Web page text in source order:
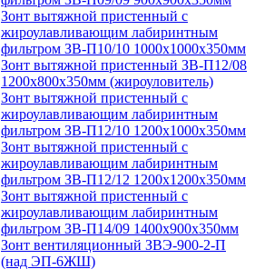
Зонт вытяжной пристенный с
жироулавливающим лабиринтным
фильтром ЗВ-П10/10 1000х1000х350мм
Зонт вытяжной пристенный ЗВ-П12/08
1200х800х350мм (жироуловитель)
Зонт вытяжной пристенный с
жироулавливающим лабиринтным
фильтром ЗВ-П12/10 1200х1000х350мм
Зонт вытяжной пристенный с
жироулавливающим лабиринтным
фильтром ЗВ-П12/12 1200х1200х350мм
Зонт вытяжной пристенный с
жироулавливающим лабиринтным
фильтром ЗВ-П14/09 1400х900х350мм
Зонт вентиляционный ЗВЭ-900-2-П
(над ЭП-6ЖШ)